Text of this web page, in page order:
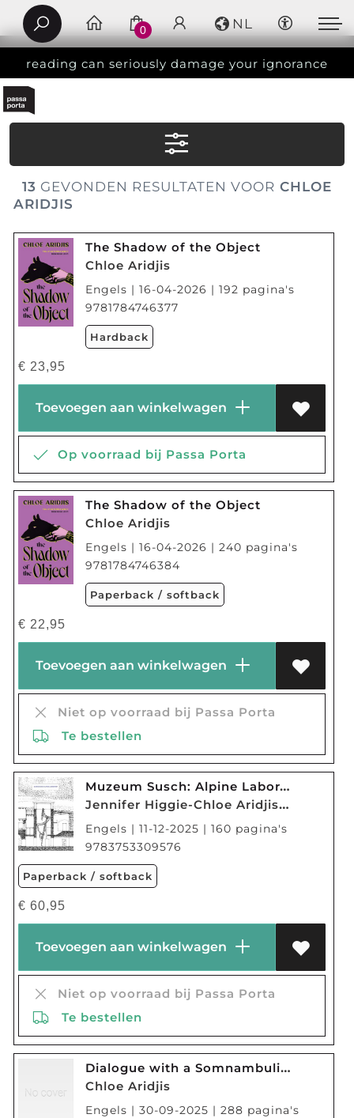
reading can seriously damage your ignorance
0 NL
13 GEVONDEN RESULTATEN VOOR CHLOE
ARIDJIS
The Shadow of the Object
Chloe Aridjis
Engels | 16-04-2026 | 192 pagina's
9781784746377
Hardback
€ 23,95
Toevoegen aan winkelwagen
Op voorraad bij Passa Porta
The Shadow of the Object
Chloe Aridjis
Engels | 16-04-2026 | 240 pagina's
9781784746384
Paperback / softback
€ 22,95
Toevoegen aan winkelwagen
Niet op voorraad bij Passa Porta
Te bestellen
Muzeum Susch: Alpine Laboratory
Jennifer Higgie-Chloe Aridjis-Kirsty Bell
Engels | 11-12-2025 | 160 pagina's
9783753309576
Paperback / softback
€ 60,95
Toevoegen aan winkelwagen
Niet op voorraad bij Passa Porta
Te bestellen
Dialogue with a Somnambulist
Chloe Aridjis
Engels | 30-09-2025 | 288 pagina's